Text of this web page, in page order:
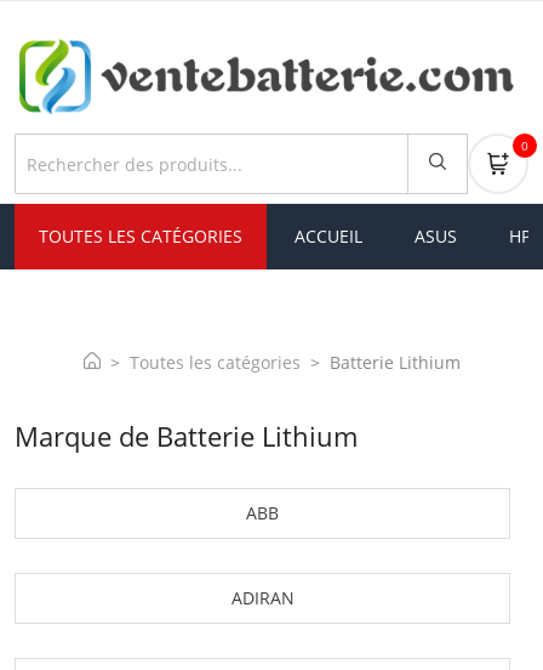
0
TOUTES LES CATÉGORIES ACCUEIL ASUS HP
Toutes les catégories Batterie Lithium
Marque de Batterie Lithium
ABB
ADIRAN